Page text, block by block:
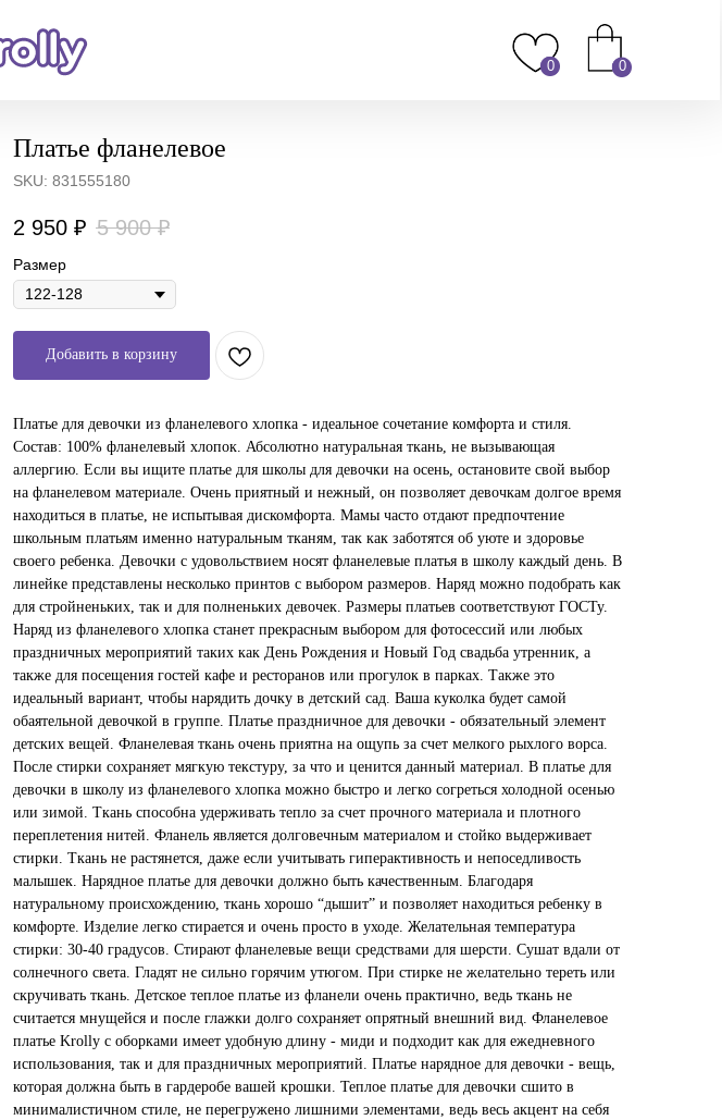
0
0
Платье фланелевое
SKU: 831555180
2 950 ₽ 5 900 ₽
Размер
Добавить в корзину
Платье для девочки из фланелевого хлопка - идеальное сочетание комфорта и стиля.
Состав: 100% фланелевый хлопок. Абсолютно натуральная ткань, не вызывающая
аллергию. Если вы ищите платье для школы для девочки на осень, остановите свой выбор
на фланелевом материале. Очень приятный и нежный, он позволяет девочкам долгое время
находиться в платье, не испытывая дискомфорта. Мамы часто отдают предпочтение
школьным платьям именно натуральным тканям, так как заботятся об уюте и здоровье
своего ребенка. Девочки с удовольствием носят фланелевые платья в школу каждый день. В
линейке представлены несколько принтов с выбором размеров. Наряд можно подобрать как
для стройненьких, так и для полненьких девочек. Размеры платьев соответствуют ГОСТу.
Наряд из фланелевого хлопка станет прекрасным выбором для фотосессий или любых
праздничных мероприятий таких как День Рождения и Новый Год свадьба утренник, а
также для посещения гостей кафе и ресторанов или прогулок в парках. Также это
идеальный вариант, чтобы нарядить дочку в детский сад. Ваша куколка будет самой
обаятельной девочкой в группе. Платье праздничное для девочки - обязательный элемент
детских вещей. Фланелевая ткань очень приятна на ощупь за счет мелкого рыхлого ворса.
После стирки сохраняет мягкую текстуру, за что и ценится данный материал. В платье для
девочки в школу из фланелевого хлопка можно быстро и легко согреться холодной осенью
или зимой. Ткань способна удерживать тепло за счет прочного материала и плотного
переплетения нитей. Фланель является долговечным материалом и стойко выдерживает
стирки. Ткань не растянется, даже если учитывать гиперактивность и непоседливость
малышек. Нарядное платье для девочки должно быть качественным. Благодаря
натуральному происхождению, ткань хорошо “дышит” и позволяет находиться ребенку в
комфорте. Изделие легко стирается и очень просто в уходе. Желательная температура
стирки: 30-40 градусов. Стирают фланелевые вещи средствами для шерсти. Сушат вдали от
солнечного света. Гладят не сильно горячим утюгом. При стирке не желательно тереть или
скручивать ткань. Детское теплое платье из фланели очень практично, ведь ткань не
считается мнущейся и после глажки долго сохраняет опрятный внешний вид. Фланелевое
платье Krolly с оборками имеет удобную длину - миди и подходит как для ежедневного
использования, так и для праздничных мероприятий. Платье нарядное для девочки - вещь,
которая должна быть в гардеробе вашей крошки. Теплое платье для девочки сшито в
минималистичном стиле, не перегружено лишними элементами, ведь весь акцент на себя